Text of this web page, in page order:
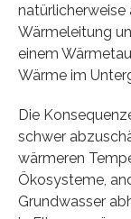
natürlicherweise
Wärmeleitung
einem
Wärme im
Die
schwer
wärmeren
Ökosysteme,
Grundwasser